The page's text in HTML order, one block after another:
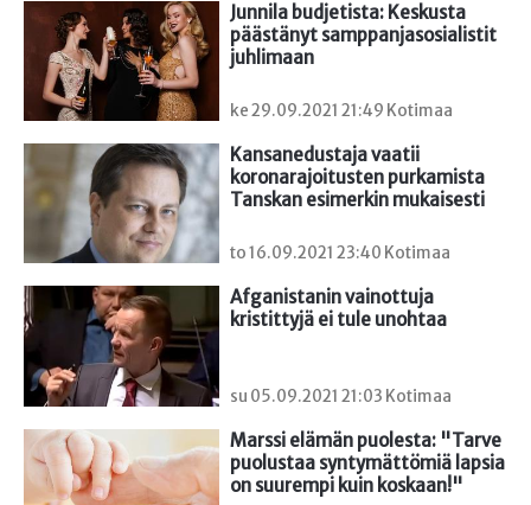
Junnila budjetista: Keskusta
päästänyt samppanjasosialistit
juhlimaan
ke 29.09.2021 21:49 Kotimaa
Kansanedustaja vaatii
koronarajoitusten purkamista
Tanskan esimerkin mukaisesti
to 16.09.2021 23:40 Kotimaa
Afganistanin vainottuja
kristittyjä ei tule unohtaa
su 05.09.2021 21:03 Kotimaa
Marssi elämän puolesta: "Tarve
puolustaa syntymättömiä lapsia
on suurempi kuin koskaan!"